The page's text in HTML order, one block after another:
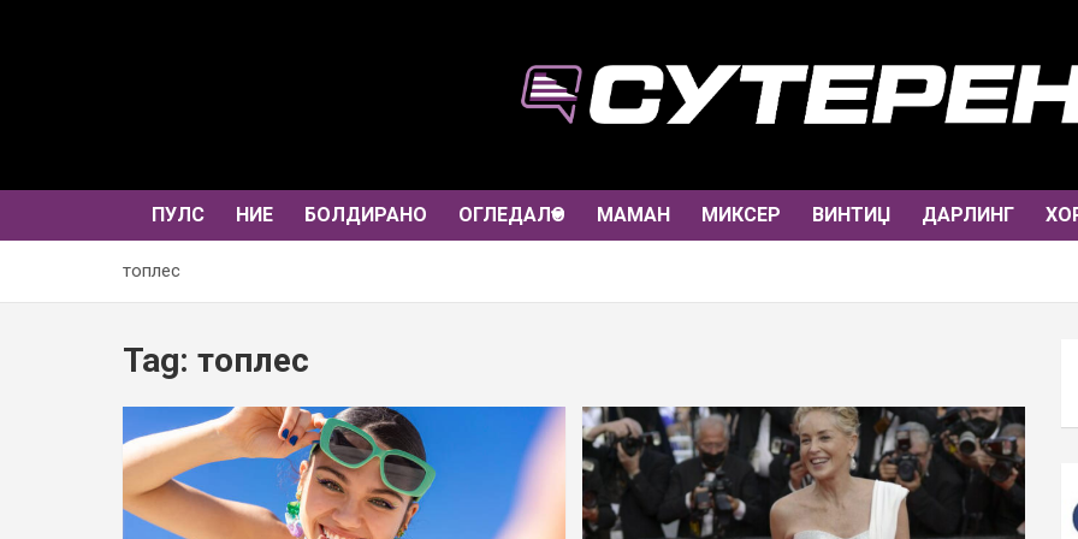
ПУЛС НИЕ БОЛДИРАНО ОГЛЕДАЛО МАМАН МИКСЕР ВИНТИЏ ДАРЛИНГ
топлес
Tag: топлес